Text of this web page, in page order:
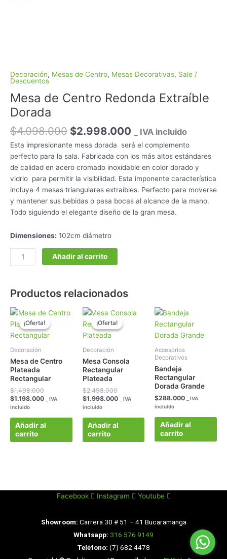
Decoración, Mesas de Centro, Mesas Decorativas, Sale /
Descuentos
Mesa de Centro Redonda Extraíble
Dorada
$4.098.000 $2.998.000 _ IVA incluido
Esta impresionante mesa dorada será el complemento
perfecto para la sala. Fabricada con los más altos estándares
de calidad en acero cromado inoxidable en color dorado y
vidrio para permitir la visibilidad. Esta imponente característica
incluye 4 mesas triangulares extraíbles. Perfecto para moverse
y mantener sus bebidas o pasa bocas al alcance de la mano.
Todo siguiendo el elegante diseño de la gran mesa.
Dimensiones: 102cm diámetro
Añadir al carrito
Productos relacionados
¡Oferta!
¡Oferta!
Decoración
Mesa de Centro
Plateada
Rectangular
$1.498.000
El
precio
original
era:
$1.198.000
El
precio
actual
es:
_ IVA
incluido
Añadir al
carrito
¡Oferta!
¡Oferta!
Decoración
Mesa Consola
Rectangular
Plateada
$2.498.000
El
precio
original
$1.998.000
El
precio
actual
_ IVA
incluido
Añadir al
carrito
Accesorios
Decorativos
Bandeja
Rectangular
Dorada Grande
$288.000
_ IVA
incluido
Añadir al
carrito
Facebook Instagram Youtube
Showroom: Carrera 30 # 51 – 41 Bucaramanga
Whatsapp: 316 576 9149
Teléfono: (7) 682 4478